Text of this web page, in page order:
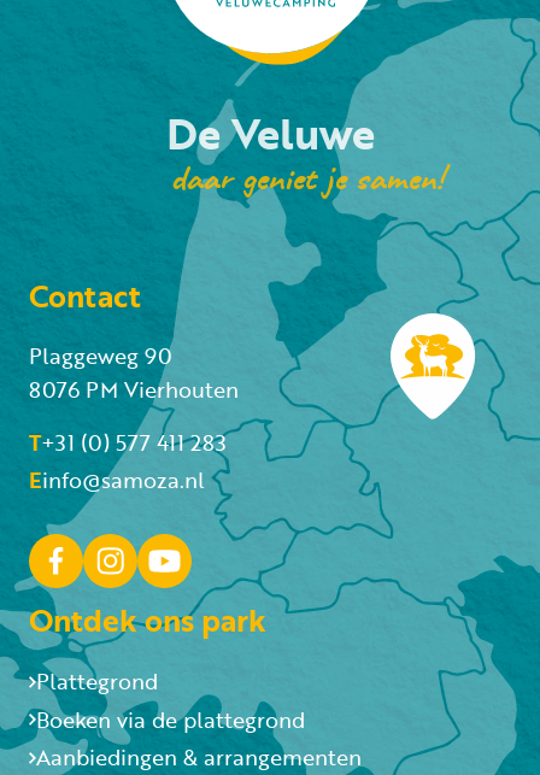
De Veluwe
daar geniet je samen!
Contact
Plaggeweg 90
8076 PM Vierhouten
T+31 (0) 577 411 283
Einfo@samoza.nl
Ontdek ons park
Plattegrond
Boeken via de plattegrond
Aanbiedingen & arrangementen